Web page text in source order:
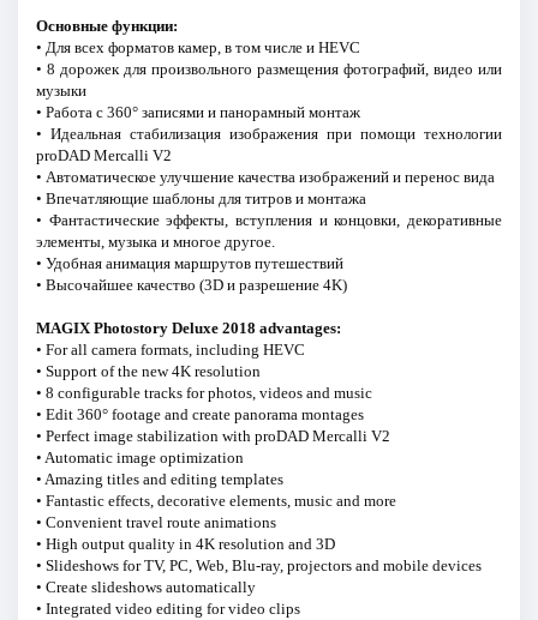
Основные функции:
• Для всех форматов камер, в том числе и HEVC
• 8 дорожек для произвольного размещения фотографий, видео или
музыки
• Работа с 360° записями и панорамный монтаж
• Идеальная стабилизация изображения при помощи технологии
proDAD Mercalli V2
• Автоматическое улучшение качества изображений и перенос вида
• Впечатляющие шаблоны для титров и монтажа
• Фантастические эффекты, вступления и концовки, декоративные
элементы, музыка и многое другое.
• Удобная анимация маршрутов путешествий
• Высочайшее качество (3D и разрешение 4K)
MAGIX Photostory Deluxe 2018 advantages:
• For all camera formats, including HEVC
• Support of the new 4K resolution
• 8 configurable tracks for photos, videos and music
• Edit 360° footage and create panorama montages
• Perfect image stabilization with proDAD Mercalli V2
• Automatic image optimization
• Amazing titles and editing templates
• Fantastic effects, decorative elements, music and more
• Convenient travel route animations
• High output quality in 4K resolution and 3D
• Slideshows for TV, PC, Web, Blu-ray, projectors and mobile devices
• Create slideshows automatically
• Integrated video editing for video clips